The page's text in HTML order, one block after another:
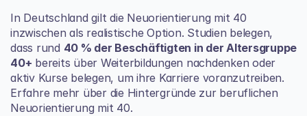
In Deutschland gilt die Neuorientierung mit 40
inzwischen als realistische Option. Studien belegen,
dass rund 40 % der Beschäftigten in der Altersgruppe
40+ bereits über Weiterbildungen nachdenken oder
aktiv Kurse belegen, um ihre Karriere voranzutreiben.
Erfahre mehr über die Hintergründe zur beruflichen
Neuorientierung mit 40.